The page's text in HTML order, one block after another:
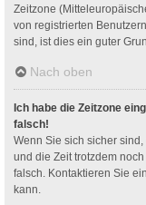
Zeitzone
von registrierten
sind, ist dies ein guter
Nach oben
Ich habe die Zeitzone
falsch!
Wenn Sie sich sicher
und die Zeit trotzdem
falsch. Kontaktieren Sie
kann.